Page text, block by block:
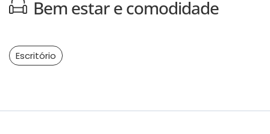
Bem estar e comodidade
Escritório